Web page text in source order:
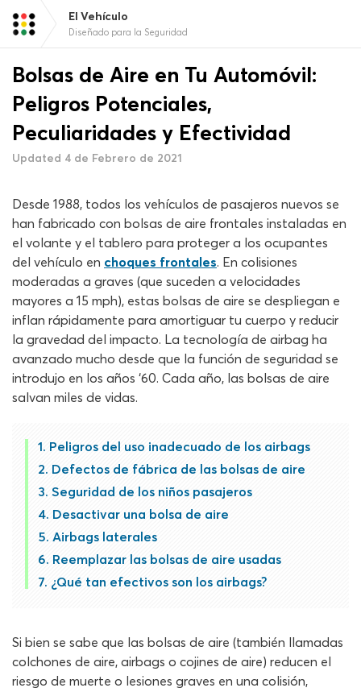
El Vehículo
Diseñado para la Seguridad
Bolsas de Aire en Tu Automóvil:
Peligros Potenciales,
Peculiaridades y Efectividad
Updated 4 de Febrero de 2021
Desde 1988, todos los vehículos de pasajeros nuevos se
han fabricado con bolsas de aire frontales instaladas en
el volante y el tablero para proteger a los ocupantes
del vehículo en choques frontales. En colisiones
moderadas a graves (que suceden a velocidades
mayores a 15 mph), estas bolsas de aire se despliegan e
inflan rápidamente para amortiguar tu cuerpo y reducir
la gravedad del impacto. La tecnología de airbag ha
avanzado mucho desde que la función de seguridad se
introdujo en los años ‘60. Cada año, las bolsas de aire
salvan miles de vidas.
Peligros del uso inadecuado de los airbags
Defectos de fábrica de las bolsas de aire
Seguridad de los niños pasajeros
Desactivar una bolsa de aire
Airbags laterales
Reemplazar las bolsas de aire usadas
¿Qué tan efectivos son los airbags?
Si bien se sabe que las bolsas de aire (también llamadas
colchones de aire, airbags o cojines de aire) reducen el
riesgo de muerte o lesiones graves en una colisión,